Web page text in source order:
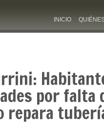
INICIO
por
repara